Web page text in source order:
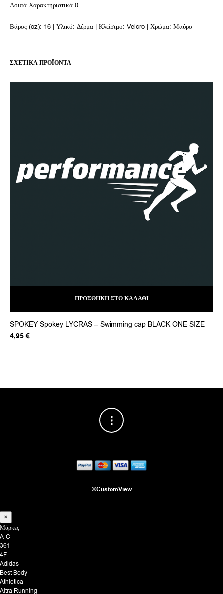
Λοιπά Χαρακτηριστικά:0
Βάρος (oz): 16 | Υλικό: Δέρμα | Κλείσιμο: Velcro | Χρώμα: Μαύρο
ΣΧΕΤΙΚΆ ΠΡΟΪΌΝΤΑ
ΠΡΟΣΘΉΚΗ ΣΤΟ ΚΑΛΆΘΙ
SPOKEY Spokey LYCRAS – Swimming cap BLACK ONE SIZE
4,95 €
©CustomView
×
Μάρκες
A-C
361
4F
Adidas
Best Body
Athletica
Altra Running